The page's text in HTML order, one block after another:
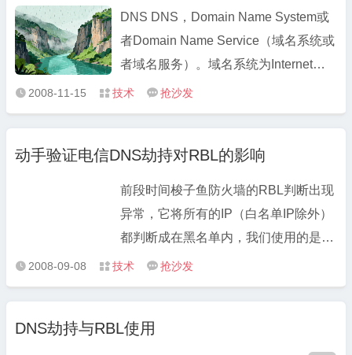
DNS DNS，Domain Name System或
者Domain Name Service（域名系统或
者域名服务）。域名系统为Internet上
的主机分配域名地址和IP地址。由于网
络中的计算机都必须有个IP地址，来识
大串的IP地址来访问网站显然是不可能
的,所以用户使用域名地址，而DNS系
统 ...
 2008-11-15  技术  抢沙发
动手验证电信DNS劫持对RBL的影响
前段时间梭子鱼防火墙的RBL判断出现
异常，它将所有的IP（白名单IP除外）
都判断成在黑名单内，我们使用的是
sbl.spamhaus.org和
xbl.spamhaus.org。起初怀疑是其服务
受攻击，都以为是根域服务器的影响，
 2008-09-08  技术  抢沙发
DNS劫持与RBL使用